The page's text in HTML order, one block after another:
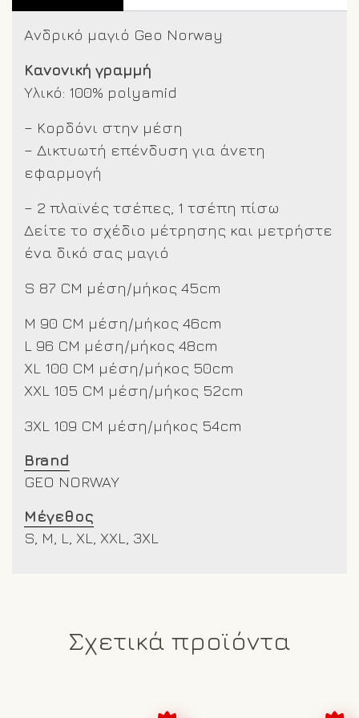
Ανδρικό μαγιό Geo Norway
Κανονική γραμμή
Υλικό: 100% polyamid
– Κορδόνι στην μέση
– Δικτυωτή επένδυση για άνετη
εφαρμογή
– 2 πλαϊνές τσέπες, 1 τσέπη πίσω
Δείτε το σχέδιο μέτρησης και μετρήστε
ένα δικό σας μαγιό
S 87 CM μέση/μήκος 45cm
M 90 CM μέση/μήκος 46cm
L 96 CM μέση/μήκος 48cm
XL 100 CM μέση/μήκος 50cm
XXL 105 CM μέση/μήκος 52cm
3XL 109 CM μέση/μήκος 54cm
Brand
GEO NORWAY
Μέγεθος
S, M, L, XL, XXL, 3XL
Σχετικά προϊόντα